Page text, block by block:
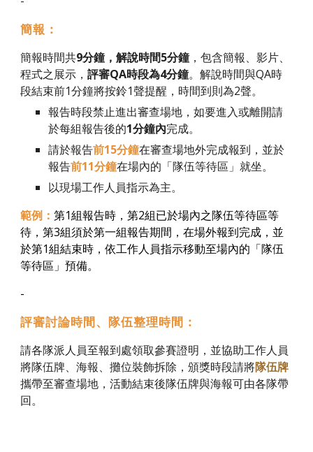
簡報 ：
簡報時間共9分鐘，解說時間5分鐘，包含簡報、影片、
程式之展示，評審QA時段為4分鐘。解說時間與QA時
段結束前1分鐘將按鈴1聲提醒，時間到則為2聲。
報告時段禁止進出審查場地 ，如要進入或離開請
於每組報告後的1分鐘內完成。
請於報告前15分鐘在審查場地外完成報到，並於
報告前11分鐘在場內的「隊伍等待區」就坐。
以現場工作人員指示為主。
範例：第1組報告時，第2組已於場內之隊伍等待區等
待，第3組須於第一組報告期間，在場外報到完成，並
於第1組結束時，依工作人員指示移動至場內的「隊伍
等待區」預備。
-
評審討論時間、隊伍整理時間 ：
請各隊派人員至報到處領取參賽證明，並協助工作人員
將隊伍牌、海報、攤位裝飾拆除，頒獎時段請將隊伍牌
攜帶至審查場地 ，活動結束後隊伍牌與海報可由各隊帶
回。